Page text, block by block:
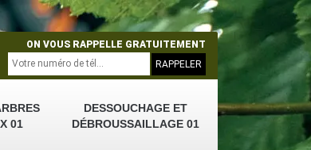
01
DESSOUCHAGE ET
DÉBROUSSAILLAGE 01
ON VOUS RAPPELLE GRATUITEMENT